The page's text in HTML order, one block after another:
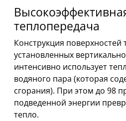
теплопередача
Конструкция поверхностей
установленных
интенсивно использует
водяного пара (которая
сгорания). При этом до 98
подведенной энергии
тепло.